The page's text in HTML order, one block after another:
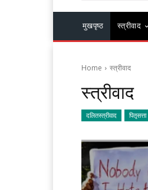
मुखपृष्ठ स्त्रीवाद
Home स्त्रीवाद
स्त्रीवाद
दलितस्त्रीवाद पितृसत्ता